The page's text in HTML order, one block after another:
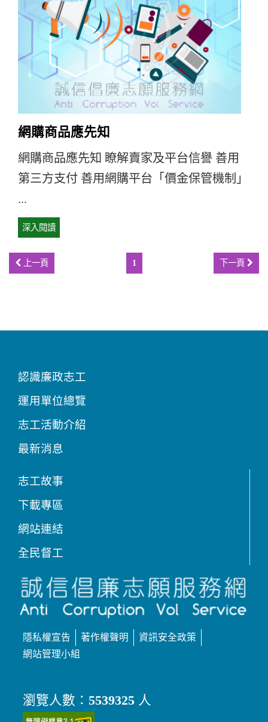
網購商品應先知
網購商品應先知 瞭解賣家及平台信譽 善用
第三方支付 善用網購平台「價金保管機制」
...
深入閱讀
上一頁 1 下一頁
認識廉政志工
運用單位總覽
志工活動介紹
最新消息
志工故事
下載專區
網站連結
全民督工
隱私權宣告 著作權聲明
資訊安全政策
網站管理小組
瀏覽人數： 5539325 人